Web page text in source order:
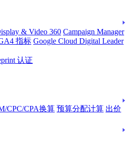
& Video 360 Campaign Manager
指标 Google Cloud Digital Leader
认证
CPC/CPA换算 预算分配计算 出价